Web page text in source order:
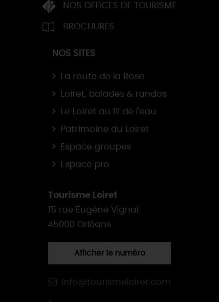
NOS OFFICES DE TOURISME
BROCHURES
NOS SITES
La route de la Rose
Loiret, balades & randos
Le Loiret au fil de l'eau
Patrimoine du Loiret
Espace groupes
Espace pro
Tourisme Loiret
15 rue Eugène Vignat
45000 Orléans
Afficher le numéro
info@tourismeloiret.com